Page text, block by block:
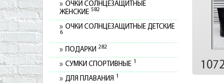
ОЧКИ СОЛНЦЕЗАЩИТНЫЕ
ЖЕНСКИЕ 582
ОЧКИ СОЛНЦЕЗАЩИТНЫЕ ДЕТСКИЕ
6
ПОДАРКИ 282
СУМКИ СПОРТИВНЫЕ 1
ДЛЯ ПЛАВАНИЯ 1
1072